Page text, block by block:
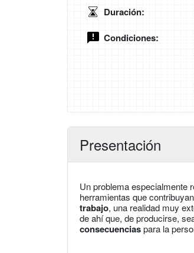
Duración:
Condiciones:
Presentación
Un problema especialmente
herramientas que
trabajo, una realidad muy
de ahí que, de producirse,
consecuenciaspara la